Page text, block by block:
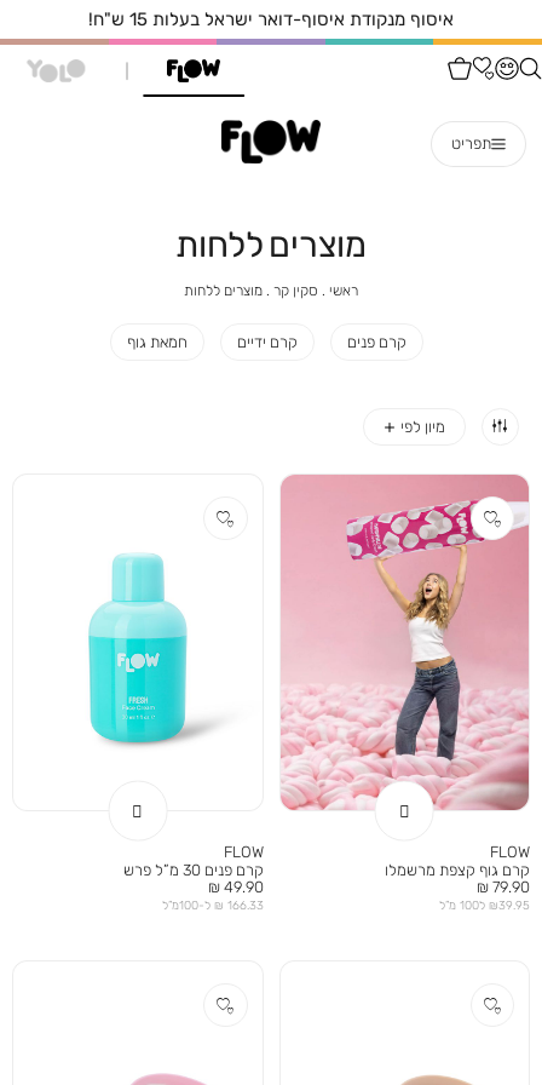
איסוף מנקודת איסוף-דואר ישראל בעלות 15 ש"ח!
תפריט
מוצרים ללחות
ראשי ראשי
סקין קר
סקין
מוצרים ללחות
קרם פנים קרם ידיים חמאת גוף
FLOW
קרם גוף קצפת מרשמלו
מחיר
מוצר
79.90 ₪
₪39.95 ל100 מ”ל
FLOW
קרם פנים 30 מ”ל פרש
מחיר
מוצר
49.90 ₪
166.33 ₪ ל-100מ”ל